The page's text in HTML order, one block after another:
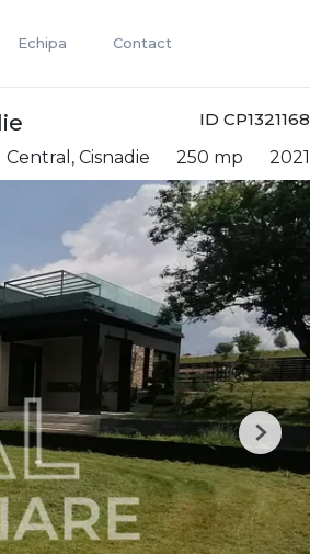
Echipa Contact
ID CP1321168
Central, Cisnadie 250 mp 2021
Next